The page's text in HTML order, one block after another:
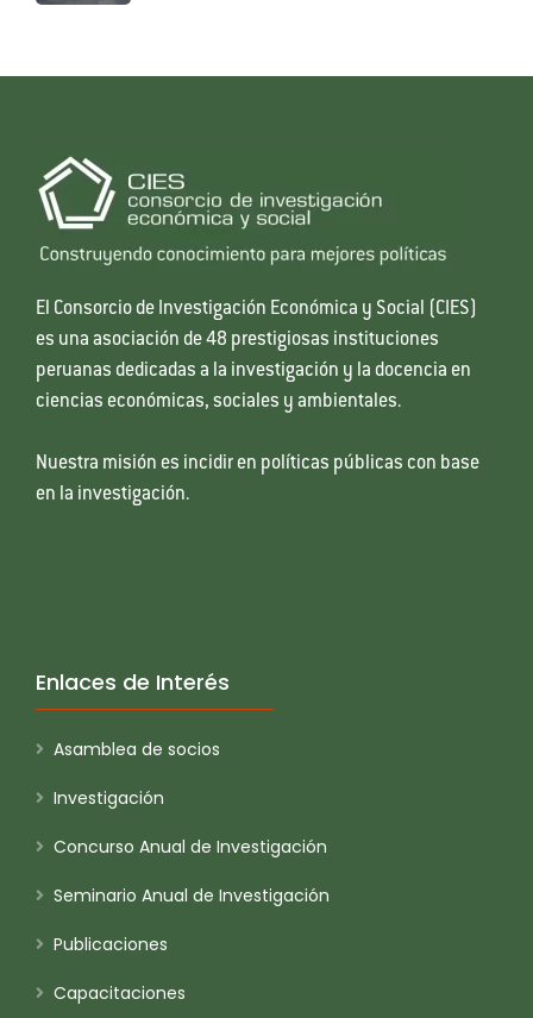
El Consorcio de Investigación Económica y Social (CIES)
es una asociación de 48 prestigiosas instituciones
peruanas dedicadas a la investigación y la docencia en
ciencias económicas, sociales y ambientales.
Nuestra misión es incidir en políticas públicas con base
en la investigación.
Enlaces de Interés
Asamblea de socios
Investigación
Concurso Anual de Investigación
Seminario Anual de Investigación
Publicaciones
Capacitaciones